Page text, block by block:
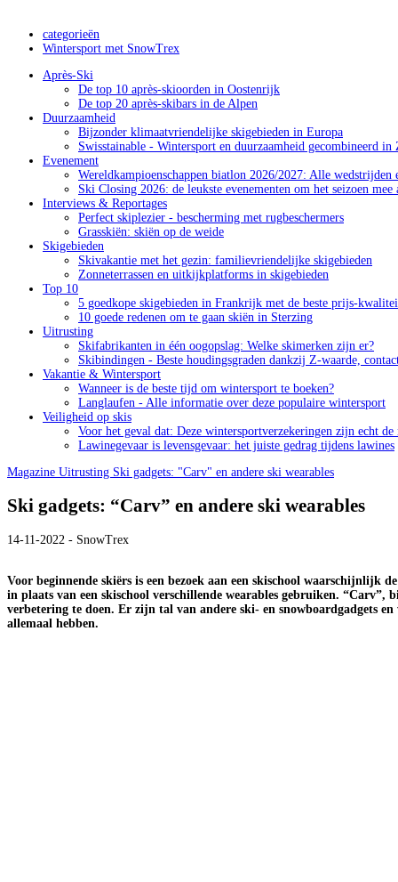
categorieën
Wintersport met SnowTrex
Après-Ski
De top 10 après-skioorden in Oostenrijk
De top 20 après-skibars in de Alpen
Duurzaamheid
Bijzonder klimaatvriendelijke skigebieden in Europa
Swisstainable - Wintersport en duurzaamheid gecombineerd in
Evenement
Wereldkampioenschappen biatlon 2026/2027: Alle wedstrijden
Ski Closing 2026: de leukste evenementen om het seizoen mee
Interviews & Reportages
Perfect skiplezier - bescherming met rugbeschermers
Grasskiën: skiën op de weide
Skigebieden
Skivakantie met het gezin: familievriendelijke skigebieden
Zonneterrassen en uitkijkplatforms in skigebieden
Top 10
5 goedkope skigebieden in Frankrijk met de beste prijs-
10 goede redenen om te gaan skiën in Sterzing
Uitrusting
Skifabrikanten in één oogopslag: Welke skimerken zijn er?
Skibindingen - Beste houdingsgraden dankzij Z-waarde,
Vakantie & Wintersport
Wanneer is de beste tijd om wintersport te boeken?
Langlaufen - Alle informatie over deze populaire wintersport
Veiligheid op skis
Voor het geval dat: Deze wintersportverzekeringen zijn echt de
Lawinegevaar is levensgevaar: het juiste gedrag tijdens lawines
Magazine Uitrusting Ski gadgets: "Carv" en andere ski wearables
Ski gadgets: “Carv” en andere ski wearables
14-11-2022 - SnowTrex
Voor beginnende skiërs is een bezoek aan een skischool waarschijnlijk
in plaats van een skischool verschillende wearables gebruiken. “Carv”,
verbetering te doen. Er zijn tal van andere ski- en snowboardgadgets
allemaal hebben.